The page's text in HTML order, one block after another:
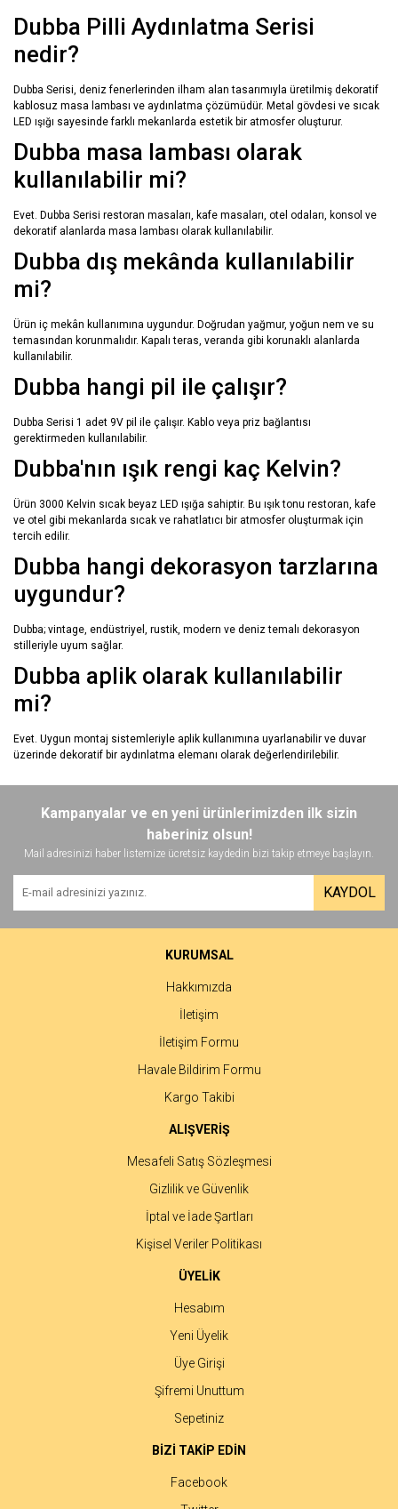
Dubba Pilli Aydınlatma Serisi
nedir?
Dubba Serisi, deniz fenerlerinden ilham alan tasarımıyla üretilmiş dekoratif
kablosuz masa lambası ve aydınlatma çözümüdür. Metal gövdesi ve sıcak
LED ışığı sayesinde farklı mekanlarda estetik bir atmosfer oluşturur.
Dubba masa lambası olarak
kullanılabilir mi?
Evet. Dubba Serisi restoran masaları, kafe masaları, otel odaları, konsol ve
dekoratif alanlarda masa lambası olarak kullanılabilir.
Dubba dış mekânda kullanılabilir
mi?
Ürün iç mekân kullanımına uygundur. Doğrudan yağmur, yoğun nem ve su
temasından korunmalıdır. Kapalı teras, veranda gibi korunaklı alanlarda
kullanılabilir.
Dubba hangi pil ile çalışır?
Dubba Serisi 1 adet 9V pil ile çalışır. Kablo veya priz bağlantısı
gerektirmeden kullanılabilir.
Dubba'nın ışık rengi kaç Kelvin?
Ürün 3000 Kelvin sıcak beyaz LED ışığa sahiptir. Bu ışık tonu restoran, kafe
ve otel gibi mekanlarda sıcak ve rahatlatıcı bir atmosfer oluşturmak için
tercih edilir.
Dubba hangi dekorasyon tarzlarına
uygundur?
Dubba; vintage, endüstriyel, rustik, modern ve deniz temalı dekorasyon
stilleriyle uyum sağlar.
Dubba aplik olarak kullanılabilir
mi?
Evet. Uygun montaj sistemleriyle aplik kullanımına uyarlanabilir ve duvar
üzerinde dekoratif bir aydınlatma elemanı olarak değerlendirilebilir.
Kampanyalar ve en yeni ürünlerimizden ilk sizin
haberiniz olsun!
Mail adresinizi haber listemize ücretsiz kaydedin bizi takip etmeye başlayın.
KAYDOL
KURUMSAL
Hakkımızda
İletişim
İletişim Formu
Havale Bildirim Formu
Kargo Takibi
ALIŞVERİŞ
Mesafeli Satış Sözleşmesi
Gizlilik ve Güvenlik
İptal ve İade Şartları
Kişisel Veriler Politikası
ÜYELİK
Hesabım
Yeni Üyelik
Üye Girişi
Şifremi Unuttum
Sepetiniz
BİZİ TAKİP EDİN
Facebook